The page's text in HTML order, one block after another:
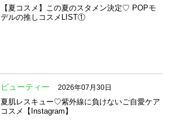
【夏コスメ】この夏のスタメン決定♡ POPモ
デルの推しコスメLIST①
ビューティー 2026年07月30日
夏肌レスキュー♡紫外線に負けないご自愛ケア
コスメ【Instagram】